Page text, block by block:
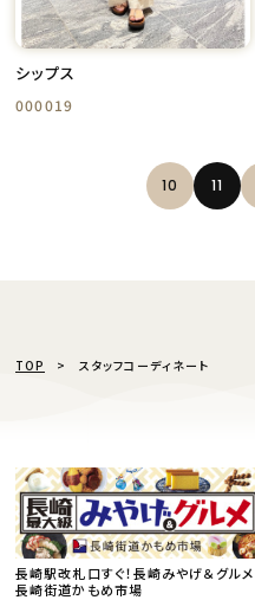
シップス
000019
10 11
TOP スタッフコーディネート
長崎駅改札口すぐ！長崎みやげ＆グルメ
長崎街道かもめ市場